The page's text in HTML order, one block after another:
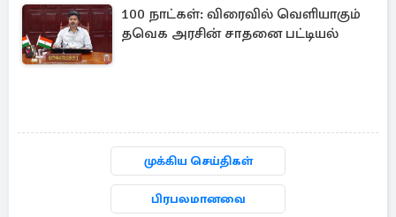
100 நாட்கள்: விரைவில் வெளியாகும்
தவெக அரசின் சாதனை பட்டியல்
முக்கிய செய்திகள்
பிரபலமானவை